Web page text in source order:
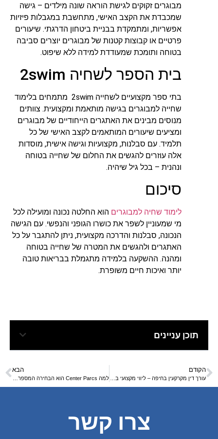
מבוגרים זקוקים לגישת הוראה שונה מילדים – גישה
שמכבדת את הקצב האישי, מתחשבת במגבלות פיזיות
אפשריות, ומתמקדת בבניית ביטחון הדרגתי. שיעורים
פרטיים או קבוצות קטנות של מבוגרים יוצרים סביבה
בטוחה ותומכת שמעודדת למידה ללא שיפוט.
בית הספר לשחיה 2swim
בתי ספר מקצועיים לשחייה 2swim מתמחים בלימוד
שחייה למבוגרים בגישה מותאמת ומקצועית. צוותים
מנוסים מבינים את האתגרים הייחודיים של מבוגרים
ומציעים שיעורים המותאמים לקצב האישי של כל
תלמיד. עם סבלנות, מקצועיות וגישה אישית, מוסדות
אלה עוזרים להגשים את החלום של שחייה בטוחה
ונהנית – בכל גיל שיהיה.
סיכום
לימוד שחיה למבוגרים הוא החלטה נכונה ומועילה לכל
מי שמעוניין לשפר את כושרו הגופני והנפשי. עם הגישה
הנכונה, סבלנות והדרכה מקצועית, ניתן להתגבר על כל
האתגרים ולהגשים את המטרה של שחייה בטוחה
ומהנה. ההשקעה בלמידה מתגמלת בבריאות טובה
יותר ואיכות חיים משופרת.
תוכן עניינים
הקודם הבא
צרו קשר